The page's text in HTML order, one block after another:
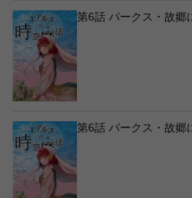
第6話 パークス・故郷
第6話 パークス・故郷